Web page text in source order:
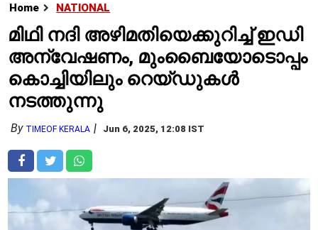
Home NATIONAL
മിഥി നദി അഴിമതിയെക്കുറിച്ച് ഇഡി
അന്വേഷണം, മുംബൈയോടൊപ്പം
കൊച്ചിയിലും റെയ്ഡുകൾ
നടത്തുന്നു
By TIMEOF KERALA Jun 6, 2025, 12:08 IST